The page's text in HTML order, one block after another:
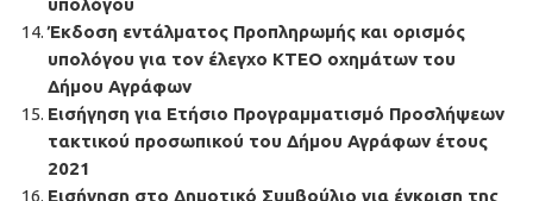
υπολόγου
Έκδοση εντάλματος Προπληρωμής και ορισμός
υπολόγου για τον έλεγχο ΚΤΕΟ οχημάτων του
Δήμου Αγράφων
Εισήγηση για Ετήσιο Προγραμματισμό Προσλήψεων
τακτικού προσωπικού του Δήμου Αγράφων έτους
2021
Εισήγηση στο Δημοτικό Συμβούλιο για έγκριση της